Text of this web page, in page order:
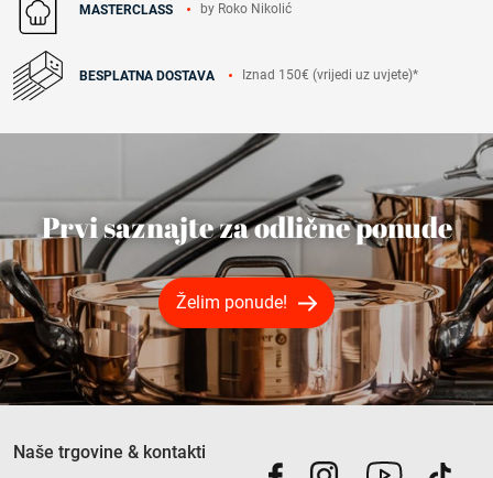
MASTERCLASS by Roko Nikolić
BESPLATNA DOSTAVA Iznad 150€ (vrijedi uz uvjete)*
Prvi saznajte za odlične ponude
Želim ponude!
Naše trgovine & kontakti